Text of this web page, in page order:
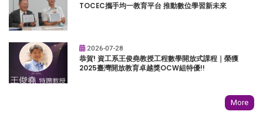
TOCEC攜手均一教育平台 推動數位學習新未來
2026-07-28
恭賀! 資工系王俊堯教授工程數學開放式課程｜榮獲
2025臺灣開放教育卓越獎OCW組特優!!
More